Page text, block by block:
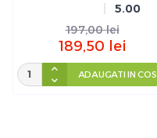
5.00
197,00 lei
189,50 lei
ADAUGATI IN COS